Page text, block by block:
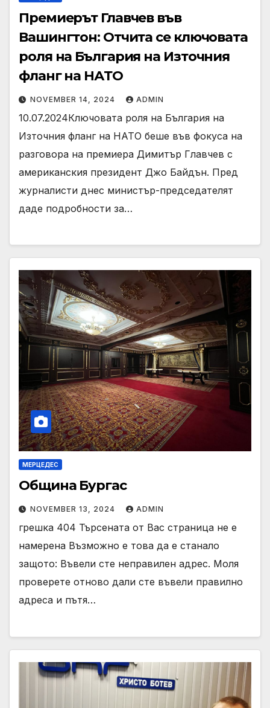
Премиерът Главчев във
Вашингтон: Отчита се ключовата
роля на България на Източния
фланг на НАТО
NOVEMBER 14, 2024 ADMIN
10.07.2024Ключовата роля на България на
Източния фланг на НАТО беше във фокуса на
разговора на премиера Димитър Главчев с
американския президент Джо Байдън. Пред
журналисти днес министър-председателят
даде подробности за…
МЕРЦЕДЕС
Община Бургас
NOVEMBER 13, 2024 ADMIN
грешка 404 Търсената от Вас страница не е
намерена Възможно е това да е станало
защото: Въвели сте неправилен адрес. Моля
проверете отново дали сте въвели правилно
адреса и пътя…